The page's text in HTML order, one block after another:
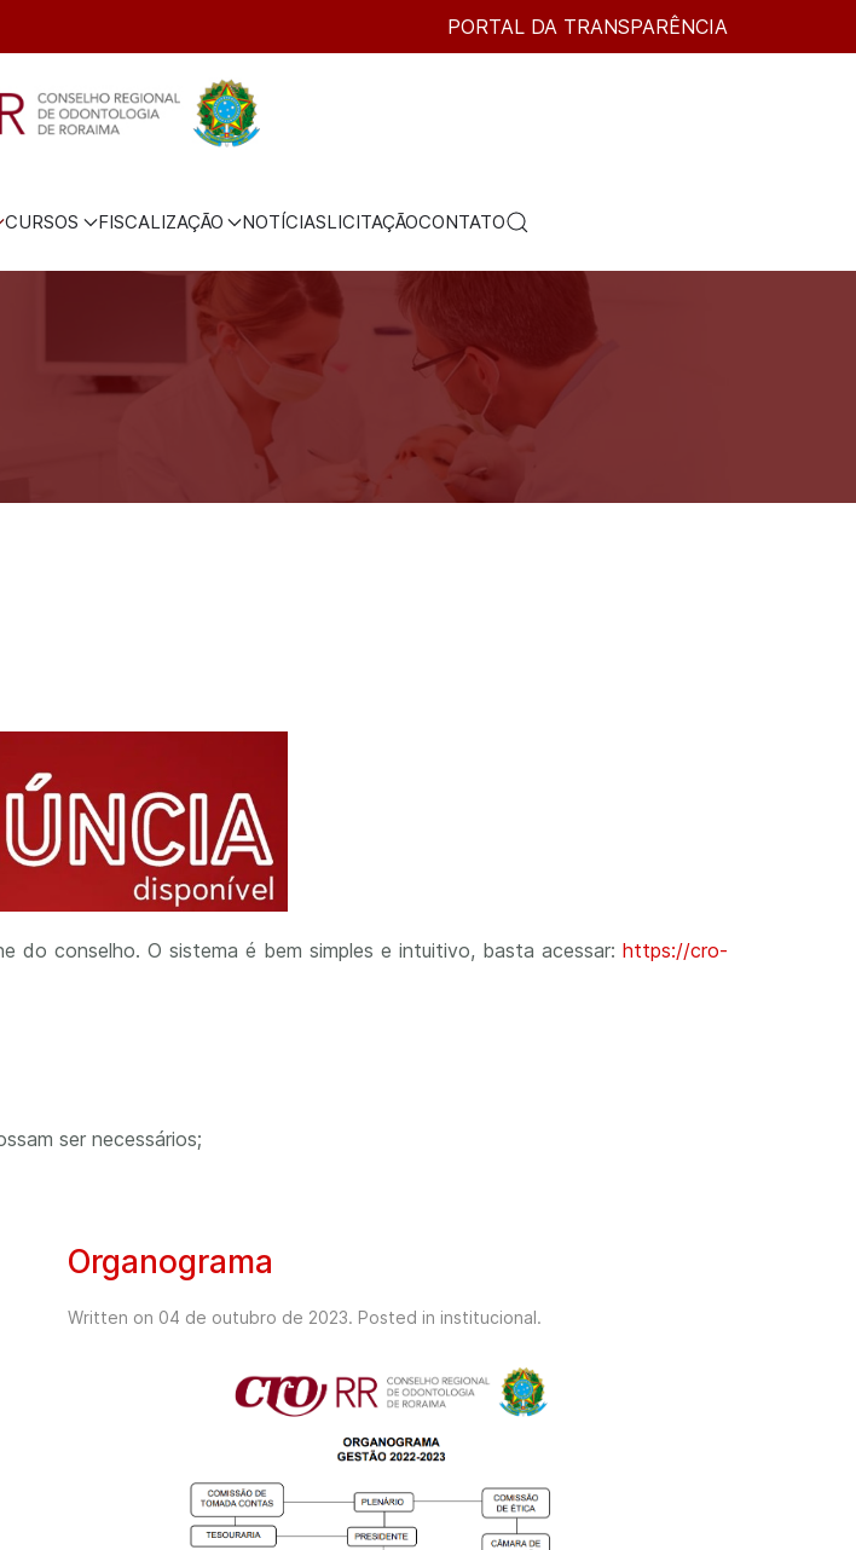
PORTAL DA TRANSPARÊNCIA
CURSOS FISCALIZAÇÃO NOTÍCIASLICITAÇÃOCONTATO
do conselho. O sistema é bem simples e intuitivo, basta acessar: https://cro-
ser necessários;
Organograma
Written on 04 de outubro de 2023. Posted in institucional.